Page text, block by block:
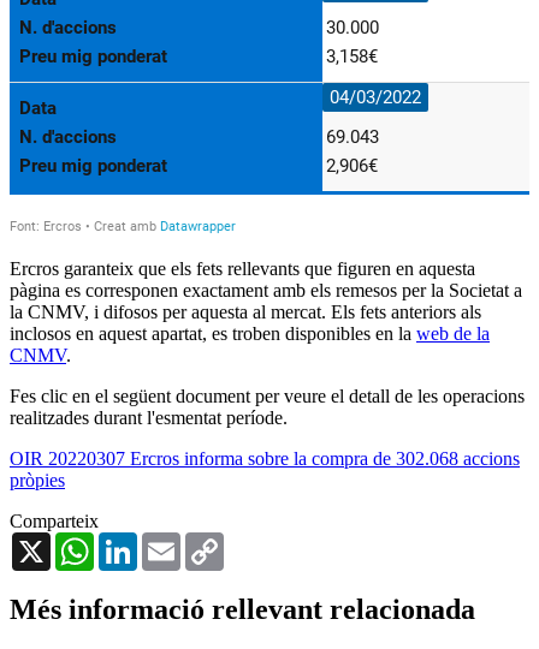
Ercros garanteix que els fets rellevants que figuren en aquesta
pàgina es corresponen exactament amb els remesos per la Societat a
la CNMV, i difosos per aquesta al mercat. Els fets anteriors als
inclosos en aquest apartat, es troben disponibles en la web de la
CNMV.
Fes clic en el següent document per veure el detall de les operacions
realitzades durant l'esmentat període.
OIR 20220307 Ercros informa sobre la compra de 302.068 accions
pròpies
Comparteix
X
WhatsAppLinkedInEmail
Més informació rellevant relacionada